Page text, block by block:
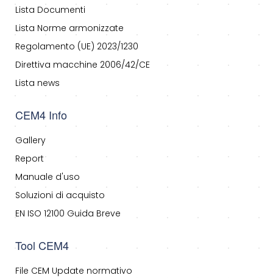
Lista Documenti
Lista Norme armonizzate
Regolamento (UE) 2023/1230
Direttiva macchine 2006/42/CE
Lista news
CEM4 Info
Gallery
Report
Manuale d'uso
Soluzioni di acquisto
EN ISO 12100 Guida Breve
Tool CEM4
File CEM Update normativo